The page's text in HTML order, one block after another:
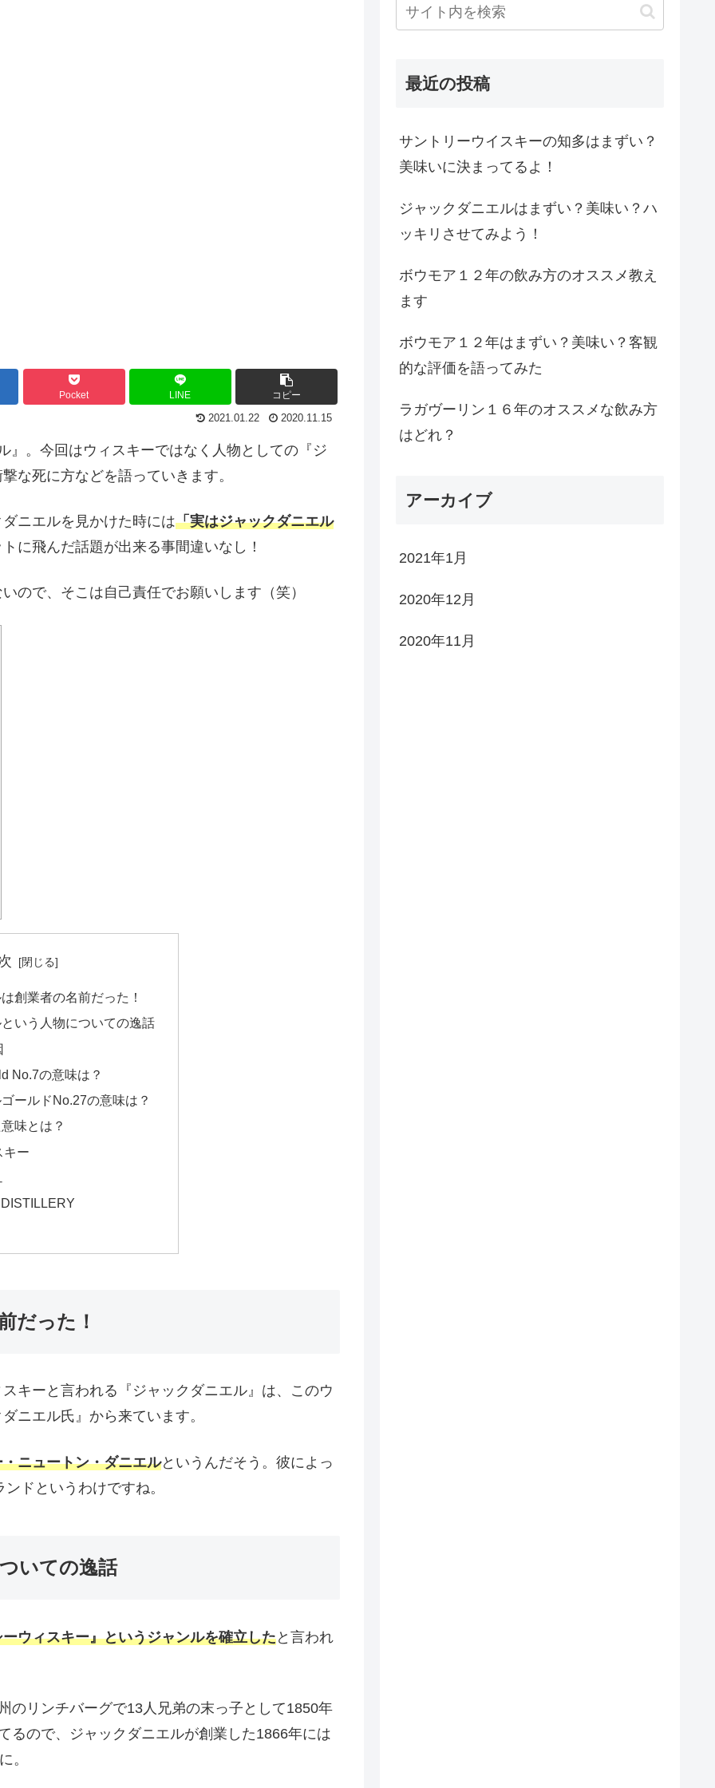
Pocket LINE コピー
2021.01.22 2020.11.15
』。今回はウィスキーではなく人物としての『ジ
な死に方などを語っていきます。
ニエルを見かけた時には「実はジャックダニエル
に飛んだ話題が出来る事間違いなし！
ので、そこは自己責任でお願いします（笑）
創業者の名前だった！
いう人物についての逸話
No.7の意味は？
ールドNo.27の意味は？
味とは？
キー
だった！
キーと言われる『ジャックダニエル』は、このウ
ニエル氏』から来ています。
ニュートン・ダニエルというんだそう。彼によっ
ドというわけですね。
いての逸話
ウィスキー』というジャンルを確立したと言われ
のリンチバーグで13人兄弟の末っ子として1850年
るので、ジャックダニエルが創業した1866年には
。
最近の投稿
サントリーウイスキーの知多はまずい？
美味いに決まってるよ！
ジャックダニエルはまずい？美味い？ハ
ッキリさせてみよう！
ボウモア１２年の飲み方のオススメ教え
ます
ボウモア１２年はまずい？美味い？客観
的な評価を語ってみた
ラガヴーリン１６年のオススメな飲み方
はどれ？
アーカイブ
2021年1月
2020年12月
2020年11月